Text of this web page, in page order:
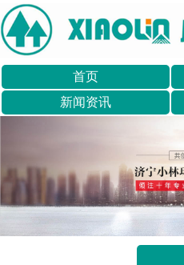
首页
新闻资讯